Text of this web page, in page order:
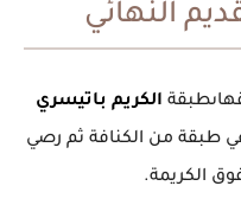
النهائي
الكريم باتيسري
طبقة من الكنافة ثم رصي
الكريمة.